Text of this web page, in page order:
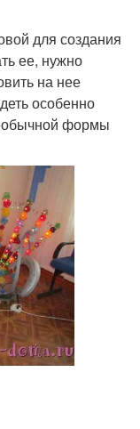
для создания
ее, нужно
на нее
особенно
формы